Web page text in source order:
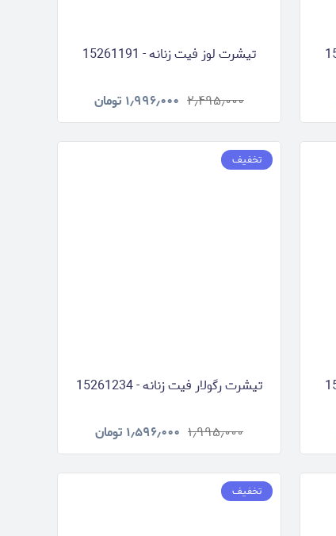
تیشرت لوز فیت زنانه - 15261191
۲٫۴۹۵٫۰۰۰ ۱٫۹۹۶٫۰۰۰ تومان
تخفیف
تیشرت رگولار فیت زنانه - 15261234
۱٫۹۹۵٫۰۰۰ ۱٫۵۹۶٫۰۰۰ تومان
تخفیف